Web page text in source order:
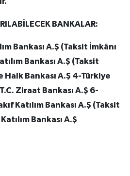
BANKALAR:
Bankası A.Ş (Taksit İmkânı
Bankası A.Ş (Taksit
Halk Bankası A.Ş 4-Türkiye
Ziraat Bankası A.Ş 6-
Katılım Bankası A.Ş (Taksit
Bankası A.Ş